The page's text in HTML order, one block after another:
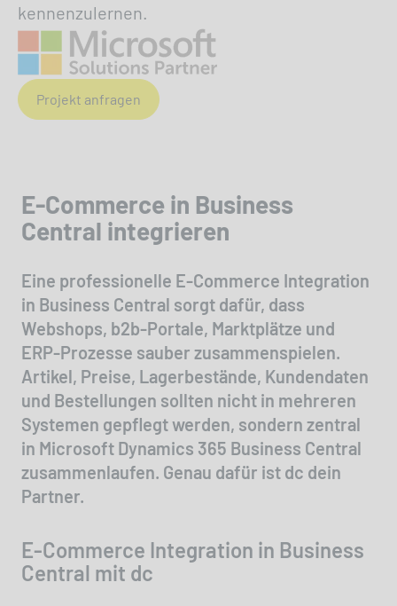
kennenzulernen.
Projekt anfragen
E-Commerce in Business
Central integrieren
Eine professionelle E-Commerce Integration
in Business Central sorgt dafür, dass
Webshops, b2b-Portale, Marktplätze und
ERP-Prozesse sauber zusammenspielen.
Artikel, Preise, Lagerbestände, Kundendaten
und Bestellungen sollten nicht in mehreren
Systemen gepflegt werden, sondern zentral
in Microsoft Dynamics 365 Business Central
zusammenlaufen. Genau dafür ist dc dein
Partner.
E-Commerce Integration in Business
Central mit dc